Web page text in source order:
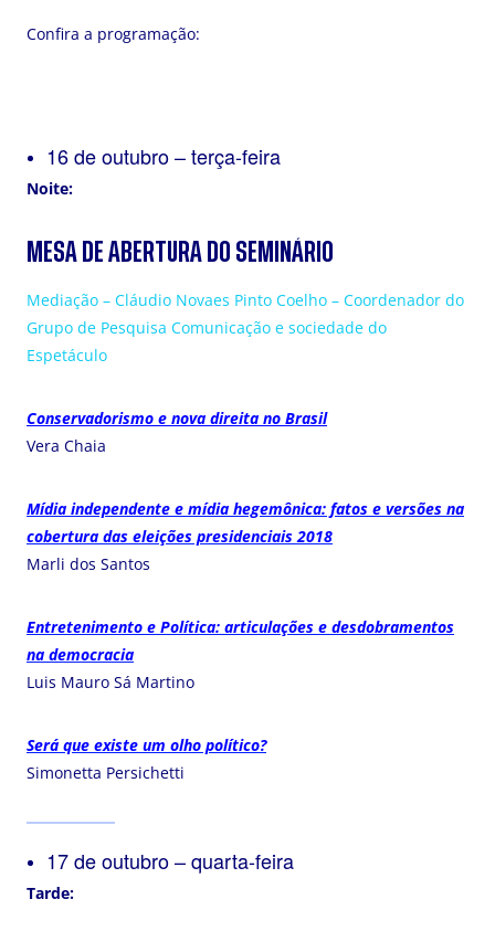
Confira a programação:
16 de outubro – terça-feira
Noite:
MESA DE ABERTURA DO SEMINÁRIO
Mediação – Cláudio Novaes Pinto Coelho – Coordenador do
Grupo de Pesquisa Comunicação e sociedade do
Espetáculo
Conservadorismo e nova direita no Brasil
Vera Chaia
Mídia independente e mídia hegemônica: fatos e versões na
cobertura das eleições presidenciais 2018
Marli dos Santos
Entretenimento e Política: articulações e desdobramentos
na democracia
Luis Mauro Sá Martino
Será que existe um olho político?
Simonetta Persichetti
17 de outubro – quarta-feira
Tarde: